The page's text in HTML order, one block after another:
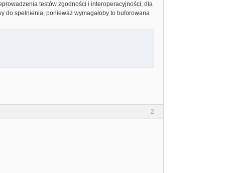
testów zgodności i interoperacyjności, dla
do spełnienia, ponieważ wymagałoby to buforowana
2